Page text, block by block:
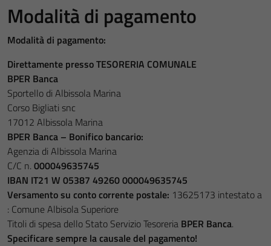
Modalità di pagamento
Modalità di pagamento:
Direttamente presso TESORERIA COMUNALE
BPER Banca
Sportello di Albissola Marina
Corso Bigliati snc
17012 Albissola Marina
BPER Banca – Bonifico bancario:
Agenzia di Albissola Marina
C/C n. 000049635745
IBAN IT21 W 05387 49260 000049635745
Versamento su conto corrente postale: 13625173 intestato a
: Comune Albisola Superiore
Titoli di spesa dello Stato Servizio Tesoreria BPER Banca.
Specificare sempre la causale del pagamento!